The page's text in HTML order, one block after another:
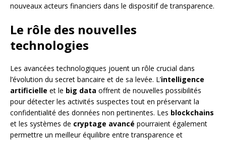
nouveaux acteurs financiers dans le dispositif de transparence.
Le rôle des nouvelles
technologies
Les avancées technologiques jouent un rôle crucial dans
l’évolution du secret bancaire et de sa levée. L’intelligence
artificielle et le big data offrent de nouvelles possibilités
pour détecter les activités suspectes tout en préservant la
confidentialité des données non pertinentes. Les blockchains
et les systèmes de cryptage avancé pourraient également
permettre un meilleur équilibre entre transparence et